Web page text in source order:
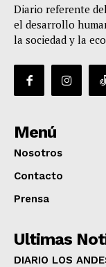
Diario referente
el desarrollo
la sociedad y la
Menú
Nosotros
Contacto
Prensa
Ultimas
DIARIO LOS